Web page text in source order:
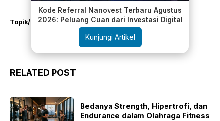
Topik/Niche: DISCOVER
RELATED POST
Bedanya Strength, Hipertrofi, dan
Endurance dalam Olahraga Fitness
Kode Referral Nanovest Terbaru Agustus
2026: Peluang Cuan dari Investasi Digital
Kunjungi Artikel